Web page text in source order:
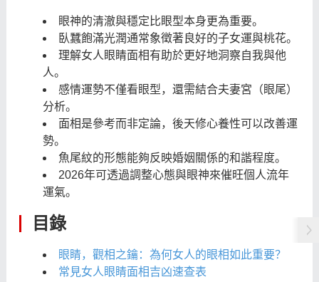
眼神的清澈與穩定比眼型本身更為重要。
臥蠶飽滿光潤通常象徵著良好的子女運與桃花。
理解女人眼睛面相有助於更好地洞察自我與他
人。
感情運勢不僅看眼型，還需結合夫妻宮（眼尾）
分析。
面相是參考而非定論，後天修心養性可以改善運
勢。
魚尾紋的形態能夠反映婚姻關係的和諧程度。
2026年可透過調整心態與眼神來催旺個人流年
運氣。
目錄
眼睛，觀相之鑰：為何女人的眼相如此重要？
常見女人眼睛面相吉凶速查表